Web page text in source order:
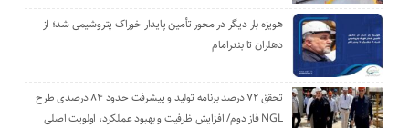
هویزه بار دیگر در محور تأمین پایدار خوراک پتروشیمی شد؛ از
دهلران تا بندرامام
تحقق ۷۲ درصد برنامه تولید و پیشرفت حدود ۸۴ درصدی طرح
NGL فاز دوم/ افزایش ظرفیت و بهبود عملکرد، اولویت اصلی